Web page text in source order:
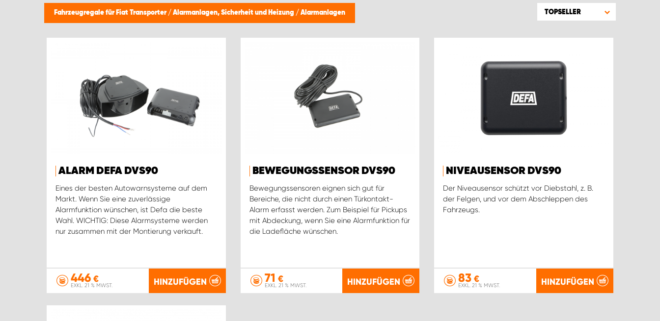
Fahrzeugregale für Fiat Transporter / Alarmanlagen, Sicherheit und Heizung / Alarmanlagen TOPSELLER
ALARM DEFA DVS90
Eines der besten Autowarnsysteme auf dem
Markt. Wenn Sie eine zuverlässige
Alarmfunktion wünschen, ist Defa die beste
Wahl. WICHTIG: Diese Alarmsysteme werden
nur zusammen mit der Montierung verkauft.
446 €
EXKL. 21 % MWST. HINZUFÜGEN
BEWEGUNGSSENSOR DVS90
Bewegungssensoren eignen sich gut für
Bereiche, die nicht durch einen Türkontakt-
Alarm erfasst werden. Zum Beispiel für Pickups
mit Abdeckung, wenn Sie eine Alarmfunktion für
die Ladefläche wünschen.
71 €
EXKL. 21 % MWST. HINZUFÜGEN
NIVEAUSENSOR DVS90
Der Niveausensor schützt vor Diebstahl, z. B.
der Felgen, und vor dem Abschleppen des
Fahrzeugs.
83 €
EXKL. 21 % MWST. HINZUFÜGEN